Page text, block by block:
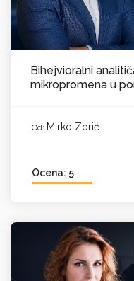
Bihejvioralni
mikropromena u
Od: Mirko Zorić
Ocena: 5